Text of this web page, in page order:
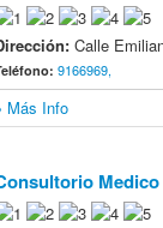
Calle
9166969,
Más Info
Medico